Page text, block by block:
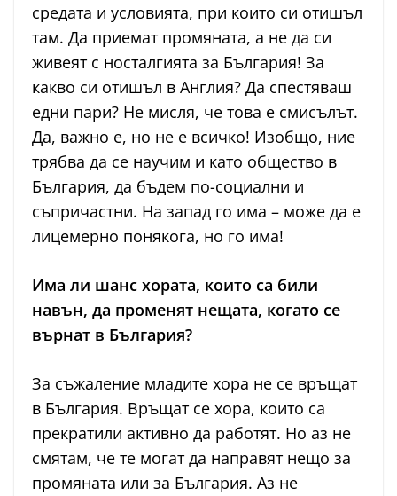
средата и условията, при които си отишъл
там. Да приемат промяната, а не да си
живеят с носталгията за България! За
какво си отишъл в Англия? Да спестяваш
едни пари? Не мисля, че това е смисълът.
Да, важно е, но не е всичко! Изобщо, ние
трябва да се научим и като общество в
България, да бъдем по-социални и
съпричастни. На запад го има – може да е
лицемерно понякога, но го има!
Има ли шанс хората, които са били
навън, да променят нещата, когато се
върнат в България?
За съжаление младите хора не се връщат
в България. Връщат се хора, които са
прекратили активно да работят. Но аз не
смятам, че те могат да направят нещо за
промяната или за България. Аз не